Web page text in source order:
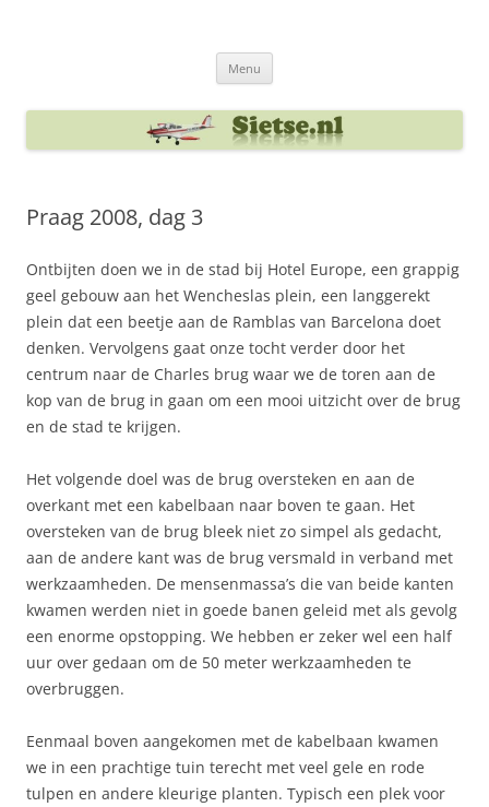
Menu
Praag 2008, dag 3
Ontbijten doen we in de stad bij Hotel Europe, een grappig
geel gebouw aan het Wencheslas plein, een langgerekt
plein dat een beetje aan de Ramblas van Barcelona doet
denken. Vervolgens gaat onze tocht verder door het
centrum naar de Charles brug waar we de toren aan de
kop van de brug in gaan om een mooi uitzicht over de brug
en de stad te krijgen.
Het volgende doel was de brug oversteken en aan de
overkant met een kabelbaan naar boven te gaan. Het
oversteken van de brug bleek niet zo simpel als gedacht,
aan de andere kant was de brug versmald in verband met
werkzaamheden. De mensenmassa’s die van beide kanten
kwamen werden niet in goede banen geleid met als gevolg
een enorme opstopping. We hebben er zeker wel een half
uur over gedaan om de 50 meter werkzaamheden te
overbruggen.
Eenmaal boven aangekomen met de kabelbaan kwamen
we in een prachtige tuin terecht met veel gele en rode
tulpen en andere kleurige planten. Typisch een plek voor